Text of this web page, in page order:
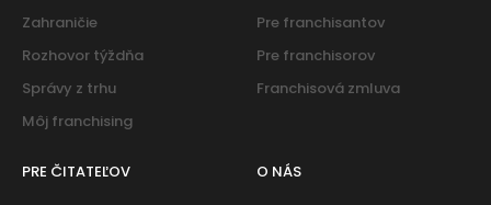
Zahraničie
Rozhovor týždňa
Správy z trhu
Môj franchising
Pre franchisantov
Pre franchisorov
Franchisová zmluva
PRE ČITATEĽOV O NÁS